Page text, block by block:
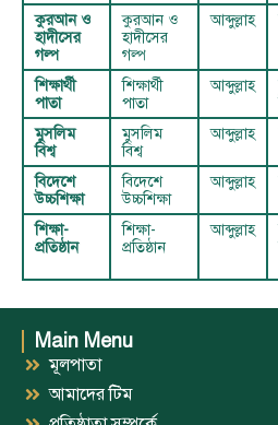
কুরআন ও
হাদীসের
গল্প
কুরআন ও
হাদীসের
গল্প
আব্দুল্লাহ
শিক্ষার্থী
পাতা
শিক্ষার্থী
পাতা
আব্দুল্লাহ
মুসলিম
বিশ্ব
মুসলিম
বিশ্ব
আব্দুল্লাহ
বিদেশে
উচ্চশিক্ষা
বিদেশে
উচ্চশিক্ষা
আব্দুল্লাহ
শিক্ষা-
প্রতিষ্ঠান
শিক্ষা-
প্রতিষ্ঠান
আব্দুল্লাহ
Main Menu
মূলপাতা
আমাদের টিম